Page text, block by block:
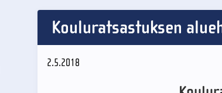
Kouluratsastuksen
2.5.2018